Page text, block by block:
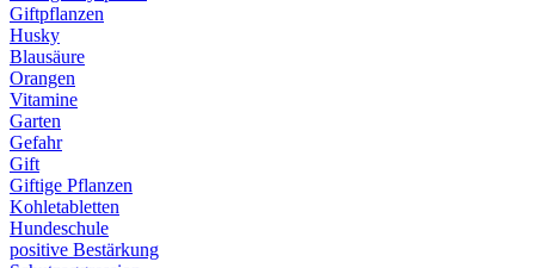
Giftpflanzen
Husky
Blausäure
Orangen
Vitamine
Garten
Gefahr
Gift
Giftige Pflanzen
Kohletabletten
Hundeschule
positive Bestärkung